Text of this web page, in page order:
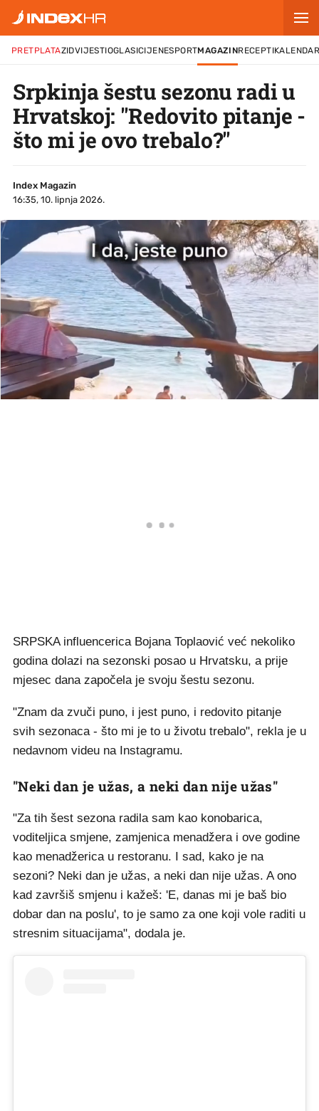
PRETPLATAZIDVIJESTIOGLASICIJENESPORTMAGAZINRECEPTI
Srpkinja šestu sezonu radi u
Hrvatskoj: "Redovito pitanje -
što mi je ovo trebalo?"
Index Magazin
16:35, 10. lipnja 2026.
SRPSKA influencerica Bojana Toplaović već nekoliko
godina dolazi na sezonski posao u Hrvatsku, a prije
mjesec dana započela je svoju šestu sezonu.
"Znam da zvuči puno, i jest puno, i redovito pitanje
svih sezonaca - što mi je to u životu trebalo", rekla je u
nedavnom videu na Instagramu.
"Neki dan je užas, a neki dan nije užas"
"Za tih šest sezona radila sam kao konobarica,
voditeljica smjene, zamjenica menadžera i ove godine
kao menadžerica u restoranu. I sad, kako je na
sezoni? Neki dan je užas, a neki dan nije užas. A ono
kad završiš smjenu i kažeš: 'E, danas mi je baš bio
dobar dan na poslu', to je samo za one koji vole raditi u
stresnim situacijama", dodala je.